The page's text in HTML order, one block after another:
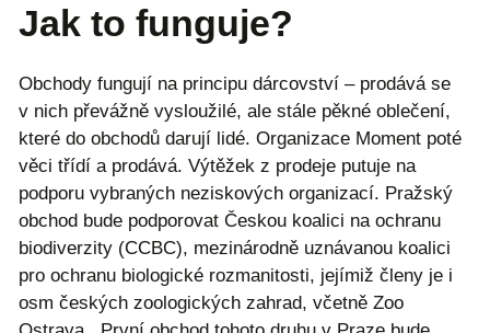
Jak to funguje?
Obchody fungují na principu dárcovství – prodává se
v nich převážně vysloužilé, ale stále pěkné oblečení,
které do obchodů darují lidé. Organizace Moment poté
věci třídí a prodává. Výtěžek z prodeje putuje na
podporu vybraných neziskových organizací. Pražský
obchod bude podporovat Českou koalici na ochranu
biodiverzity (CCBC), mezinárodně uznávanou koalici
pro ochranu biologické rozmanitosti, jejímiž členy je i
osm českých zoologických zahrad, včetně Zoo